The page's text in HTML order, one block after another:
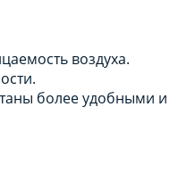
воздуха.
более удобными и